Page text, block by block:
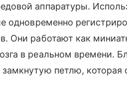
аппаратуры.
одновременно
Они работают как
в реальном времени.
петлю, которая